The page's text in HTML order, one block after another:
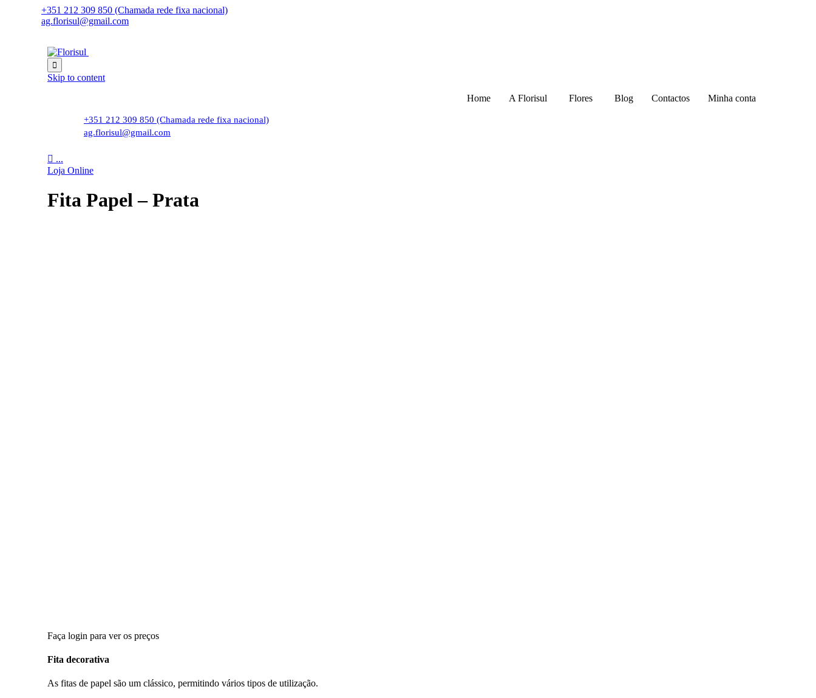
+351 212 309 850 (Chamada rede fixa nacional)
ag.florisul@gmail.com

Skip to content
Home
A Florisul Flores Blog Contactos Minha conta
+351 212 309 850 (Chamada rede fixa nacional)
ag.florisul@gmail.com
 ...
Loja Online
Fita Papel – Prata
Faça login para ver os preços
Fita decorativa
As fitas de papel são um clássico, permitindo vários tipos de utilização.